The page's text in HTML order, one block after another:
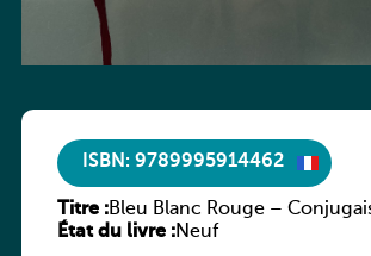
ISBN: 9789995914462
Titre :Bleu Blanc Rouge –
État du livre :Neuf